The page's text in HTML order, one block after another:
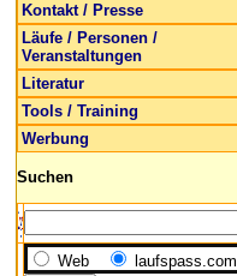
Kontakt / Presse
Läufe / Personen /
Veranstaltungen
Literatur
Tools / Training
Werbung
Suchen
Web laufspass.com